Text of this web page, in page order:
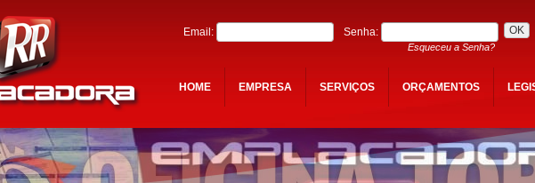
Email: Senha:
Esqueceu a Senha?
HOME EMPRESA SERVIÇOS ORÇAMENTOS